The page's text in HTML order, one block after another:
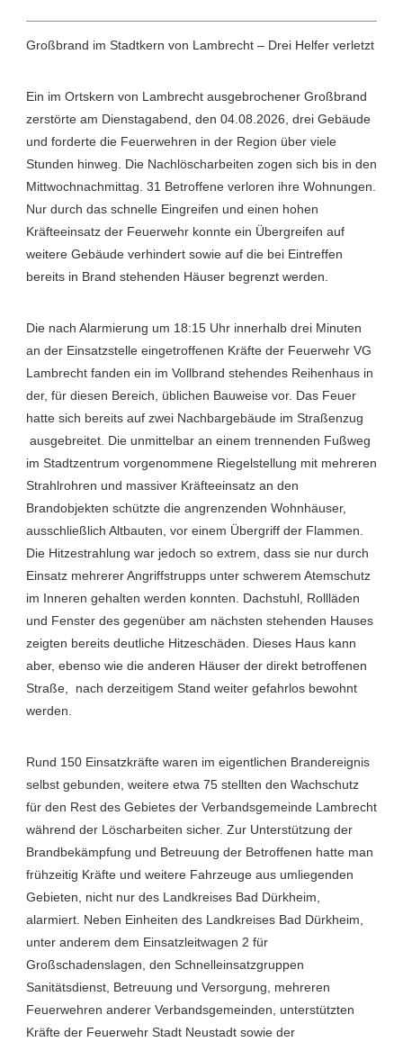
Großbrand im Stadtkern von Lambrecht – Drei Helfer verletzt
Ein im Ortskern von Lambrecht ausgebrochener Großbrand
zerstörte am Dienstagabend, den 04.08.2026, drei Gebäude
und forderte die Feuerwehren in der Region über viele
Stunden hinweg. Die Nachlöscharbeiten zogen sich bis in den
Mittwochnachmittag. 31 Betroffene verloren ihre Wohnungen.
Nur durch das schnelle Eingreifen und einen hohen
Kräfteeinsatz der Feuerwehr konnte ein Übergreifen auf
weitere Gebäude verhindert sowie auf die bei Eintreffen
bereits in Brand stehenden Häuser begrenzt werden.
Die nach Alarmierung um 18:15 Uhr innerhalb drei Minuten
an der Einsatzstelle eingetroffenen Kräfte der Feuerwehr VG
Lambrecht fanden ein im Vollbrand stehendes Reihenhaus in
der, für diesen Bereich, üblichen Bauweise vor. Das Feuer
hatte sich bereits auf zwei Nachbargebäude im Straßenzug
ausgebreitet. Die unmittelbar an einem trennenden Fußweg
im Stadtzentrum vorgenommene Riegelstellung mit mehreren
Strahlrohren und massiver Kräfteeinsatz an den
Brandobjekten schützte die angrenzenden Wohnhäuser,
ausschließlich Altbauten, vor einem Übergriff der Flammen.
Die Hitzestrahlung war jedoch so extrem, dass sie nur durch
Einsatz mehrerer Angriffstrupps unter schwerem Atemschutz
im Inneren gehalten werden konnten. Dachstuhl, Rollläden
und Fenster des gegenüber am nächsten stehenden Hauses
zeigten bereits deutliche Hitzeschäden. Dieses Haus kann
aber, ebenso wie die anderen Häuser der direkt betroffenen
Straße, nach derzeitigem Stand weiter gefahrlos bewohnt
werden.
Rund 150 Einsatzkräfte waren im eigentlichen Brandereignis
selbst gebunden, weitere etwa 75 stellten den Wachschutz
für den Rest des Gebietes der Verbandsgemeinde Lambrecht
während der Löscharbeiten sicher. Zur Unterstützung der
Brandbekämpfung und Betreuung der Betroffenen hatte man
frühzeitig Kräfte und weitere Fahrzeuge aus umliegenden
Gebieten, nicht nur des Landkreises Bad Dürkheim,
alarmiert. Neben Einheiten des Landkreises Bad Dürkheim,
unter anderem dem Einsatzleitwagen 2 für
Großschadenslagen, den Schnelleinsatzgruppen
Sanitätsdienst, Betreuung und Versorgung, mehreren
Feuerwehren anderer Verbandsgemeinden, unterstützten
Kräfte der Feuerwehr Stadt Neustadt sowie der